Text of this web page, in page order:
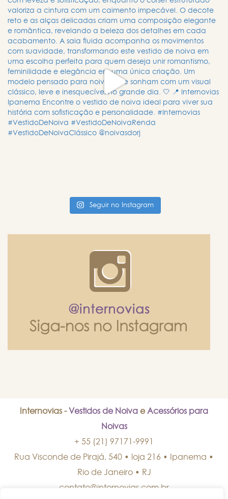
Seguir no Instagram
Internovias - Vestidos de Noiva eAcessórios para
Noivas
+ 55 (21) 97171-9991
Rua Visconde de Pirajá, 540 • loja 216 • Ipanema •
Rio de Janeiro• RJ
contato@internovias.com.br